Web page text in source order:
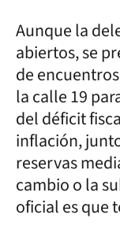
Aunque la
abiertos, se
de
la calle 19
del déficit
inflación,
reservas
cambio o la
oficial es que